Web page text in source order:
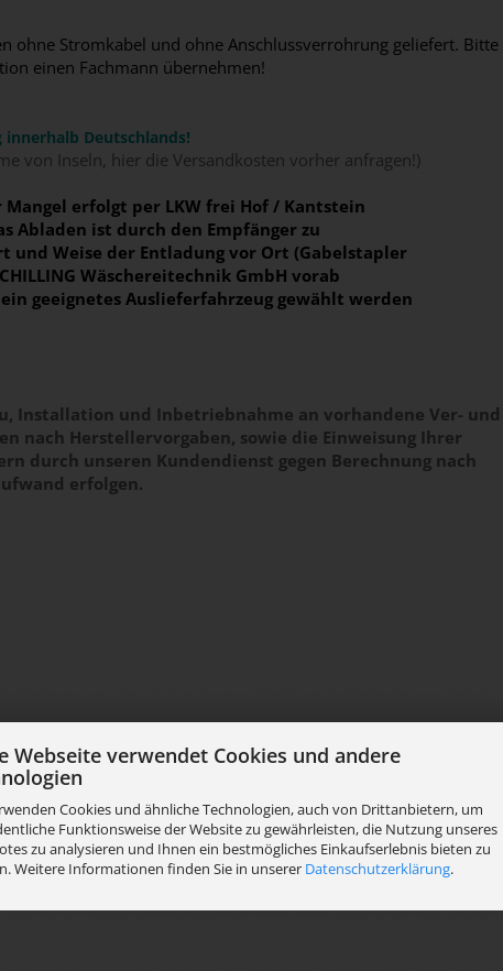
Webseite verwendet Cookies und andere
Cookies und ähnliche Technologien, auch von Drittanbietern, um
Funktionsweise der Website zu gewährleisten, die Nutzung unseres
zu analysieren und Ihnen ein bestmögliches Einkaufserlebnis bieten zu
Weitere Informationen finden Sie in unserer Datenschutzerklärung.
ohne Stromkabel und ohne Anschlussverrohrung geliefert. Bitte
einen Fachmann übernehmen!
Deutschlands!
von Inseln, hier die Versandkosten vorher anfragen!)
erfolgt per LKW frei Hof / Kantstein
Abladen ist durch den Empfänger zu
und Weise der Entladung vor Ort (Gabelstapler
Wäschereitechnik GmbH vorab
geeignetes Auslieferfahrzeug gewählt werden
Installation und Inbetriebnahme an vorhandene Ver- und
nach Herstellervorgaben, sowie die Einweisung Ihrer
durch unseren Kundendienst gegen Berechnung nach
erfolgen.